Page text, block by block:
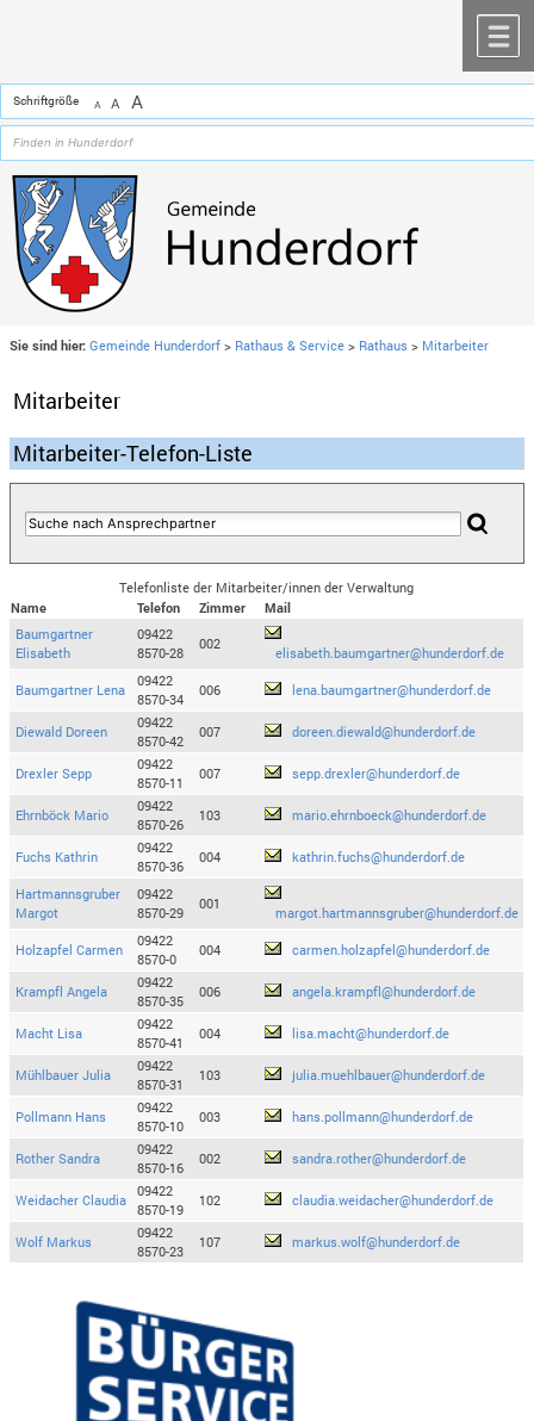
Schriftgröße A A A
Sie sind hier: Gemeinde Hunderdorf > Rathaus & Service > Rathaus > Mitarbeiter
Mitarbeiter
Mitarbeiter-Telefon-Liste
Telefonliste der Mitarbeiter/innen der Verwaltung
Name
Telefon Zimmer
Mail
Baumgartner
Elisabeth
09422
8570-28
002
elisabeth.baumgartner@hunderdorf.de
Baumgartner Lena
09422
8570-34
006 lena.baumgartner@hunderdorf.de
Diewald Doreen
09422
8570-42
007 doreen.diewald@hunderdorf.de
Drexler Sepp
09422
8570-11
007 sepp.drexler@hunderdorf.de
Ehrnböck Mario
09422
8570-26
103 mario.ehrnboeck@hunderdorf.de
Fuchs Kathrin
09422
8570-36
004 kathrin.fuchs@hunderdorf.de
Hartmannsgruber
Margot
09422
8570-29
001
margot.hartmannsgruber@hunderdorf.de
Holzapfel Carmen
09422
8570-0
004 carmen.holzapfel@hunderdorf.de
Krampfl Angela
09422
8570-35
006 angela.krampfl@hunderdorf.de
Macht Lisa
09422
8570-41
004 lisa.macht@hunderdorf.de
Mühlbauer Julia
09422
8570-31
103 julia.muehlbauer@hunderdorf.de
Pollmann Hans
09422
8570-10
003 hans.pollmann@hunderdorf.de
Rother Sandra
09422
8570-16
002 sandra.rother@hunderdorf.de
Weidacher Claudia
09422
8570-19
102 claudia.weidacher@hunderdorf.de
Wolf Markus
09422
8570-23
107 markus.wolf@hunderdorf.de